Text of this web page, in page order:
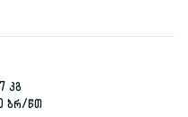
კგ
ბრ/წთ